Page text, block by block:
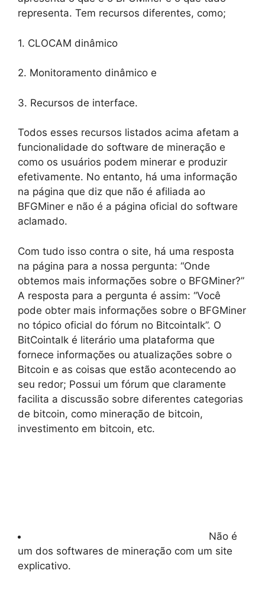
representa. Tem recursos diferentes, como;
1. CLOCAM dinâmico
2. Monitoramento dinâmico e
3. Recursos de interface.
Todos esses recursos listados acima afetam a
funcionalidade do software de mineração e
como os usuários podem minerar e produzir
efetivamente. No entanto, há uma informação
na página que diz que não é afiliada ao
BFGMiner e não é a página oficial do software
aclamado.
Com tudo isso contra o site, há uma resposta
na página para a nossa pergunta: “Onde
obtemos mais informações sobre o BFGMiner?”
A resposta para a pergunta é assim: “Você
pode obter mais informações sobre o BFGMiner
no tópico oficial do fórum no Bitcointalk”. O
BitCointalk é literário uma plataforma que
fornece informações ou atualizações sobre o
Bitcoin e as coisas que estão acontecendo ao
seu redor; Possui um fórum que claramente
facilita a discussão sobre diferentes categorias
de bitcoin, como mineração de bitcoin,
investimento em bitcoin, etc.
Não é
um dos softwares de mineração com um site
explicativo.